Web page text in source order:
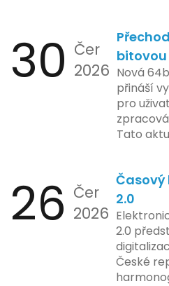
regulační
na pozoru a
případu
ose
mají
své
nového
30 Čer
2026
bitovou
Nová
přináší
pro
Tato
podniky
procesy.
26 Čer
2026
Časový
2.0
2.0
České